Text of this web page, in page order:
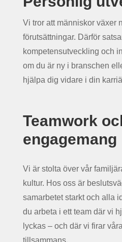
Vi tror att människor växer
förutsättningar. Därför
kompetensutveckling och
om du är ny i branschen
hjälpa dig vidare i din
Teamwork
engagemang
Vi är stolta över vår
kultur. Hos oss är
samarbetet starkt och alla
du arbeta i ett team där vi
lyckas – och där vi firar
tillsammans.